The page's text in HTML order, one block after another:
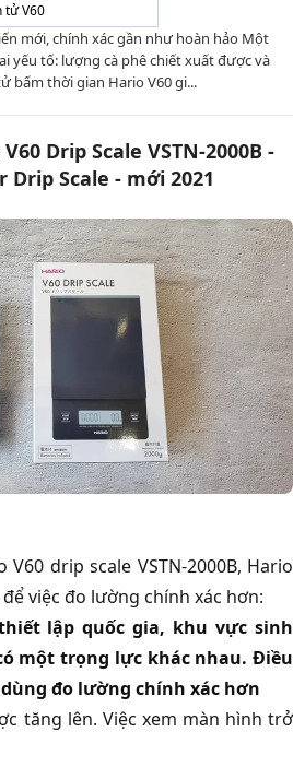
tử V60
mới, chính xác gần như hoàn hảo Một
yếu tố: lượng cà phê chiết xuất được và
bấm thời gian Hario V60 gi...
Drip Scale VSTN-2000B -
Drip Scale - mới 2021
drip scale VSTN-2000B, Hario
việc đo lường chính xác hơn:
lập quốc gia, khu vực sinh
một trọng lực khác nhau. Điều
đo lường chính xác hơn
tăng lên. Việc xem màn hình trở